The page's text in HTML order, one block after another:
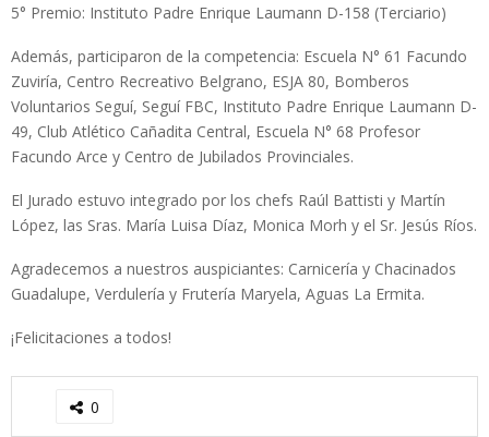
5° Premio: Instituto Padre Enrique Laumann D-158 (Terciario)
Además, participaron de la competencia: Escuela N° 61 Facundo
Zuviría, Centro Recreativo Belgrano, ESJA 80, Bomberos
Voluntarios Seguí, Seguí FBC, Instituto Padre Enrique Laumann D-
49, Club Atlético Cañadita Central, Escuela N° 68 Profesor
Facundo Arce y Centro de Jubilados Provinciales.
El Jurado estuvo integrado por los chefs Raúl Battisti y Martín
López, las Sras. María Luisa Díaz, Monica Morh y el Sr. Jesús Ríos.
Agradecemos a nuestros auspiciantes: Carnicería y Chacinados
Guadalupe, Verdulería y Frutería Maryela, Aguas La Ermita.
¡Felicitaciones a todos!
0